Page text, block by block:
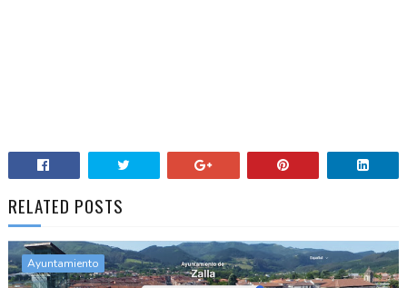
RELATED POSTS
Ayuntamiento